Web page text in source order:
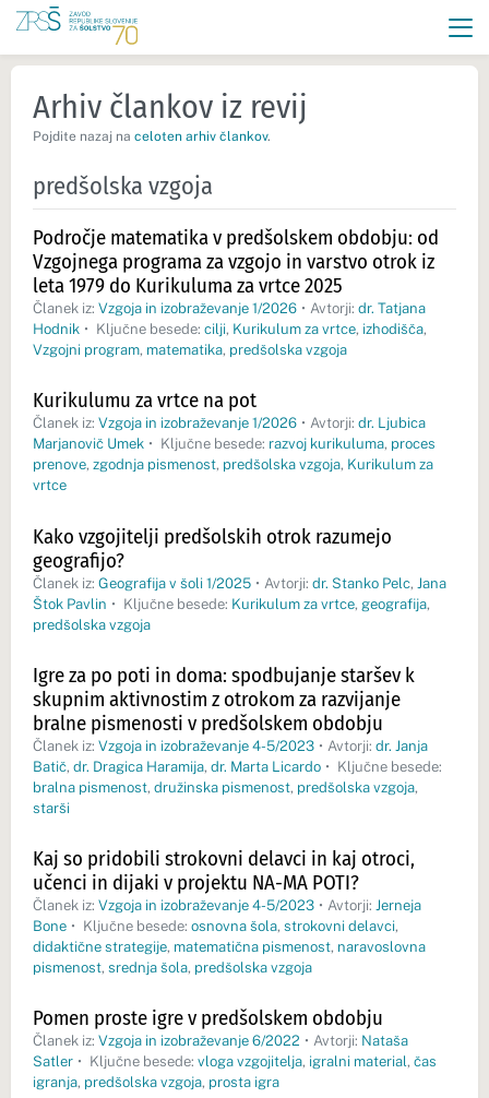
Arhiv člankov iz revij
Pojdite nazaj na celoten arhiv člankov.
predšolska vzgoja
Področje matematika v predšolskem obdobju: od
Vzgojnega programa za vzgojo in varstvo otrok iz
leta 1979 do Kurikuluma za vrtce 2025
Članek iz: Vzgoja in izobraževanje 1/2026 • Avtorji: dr. Tatjana
Hodnik • Ključne besede: cilji, Kurikulum za vrtce, izhodišča,
Vzgojni program, matematika, predšolska vzgoja
Kurikulumu za vrtce na pot
Članek iz: Vzgoja in izobraževanje 1/2026 • Avtorji: dr. Ljubica
Marjanovič Umek • Ključne besede: razvoj kurikuluma, proces
prenove, zgodnja pismenost, predšolska vzgoja, Kurikulum za
vrtce
Kako vzgojitelji predšolskih otrok razumejo
geografijo?
Članek iz: Geografija v šoli 1/2025 • Avtorji: dr. Stanko Pelc, Jana
Štok Pavlin • Ključne besede: Kurikulum za vrtce, geografija,
predšolska vzgoja
Igre za po poti in doma: spodbujanje staršev k
skupnim aktivnostim z otrokom za razvijanje
bralne pismenosti v predšolskem obdobju
Članek iz: Vzgoja in izobraževanje 4-5/2023 • Avtorji: dr. Janja
Batič, dr. Dragica Haramija, dr. Marta Licardo • Ključne besede:
bralna pismenost, družinska pismenost, predšolska vzgoja,
starši
Kaj so pridobili strokovni delavci in kaj otroci,
učenci in dijaki v projektu NA-MA POTI?
Članek iz: Vzgoja in izobraževanje 4-5/2023 • Avtorji: Jerneja
Bone • Ključne besede: osnovna šola, strokovni delavci,
didaktične strategije, matematična pismenost, naravoslovna
pismenost, srednja šola, predšolska vzgoja
Pomen proste igre v predšolskem obdobju
Članek iz: Vzgoja in izobraževanje 6/2022 • Avtorji: Nataša
Satler • Ključne besede: vloga vzgojitelja, igralni material, čas
igranja, predšolska vzgoja, prosta igra